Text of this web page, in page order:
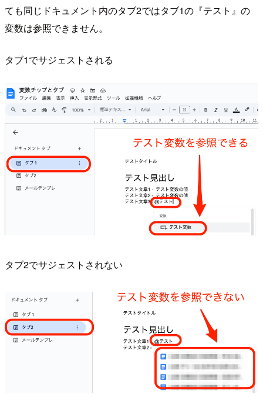
ても同じドキュメント内のタブ2ではタブ1の『テスト』の
変数は参照できません。
タブ1でサジェストされる
タブ2でサジェストされない